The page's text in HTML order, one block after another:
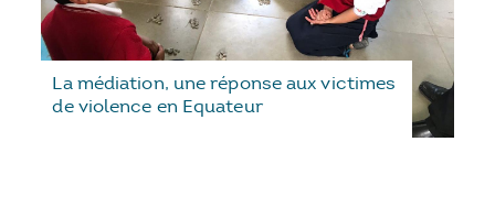
La médiation, une réponse aux victimes
de violence en Equateur